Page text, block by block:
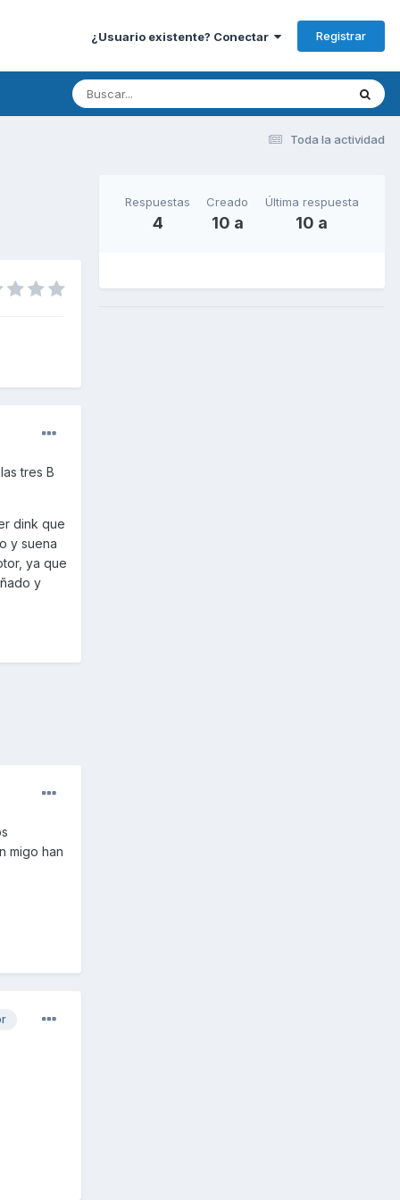
¿Usuario existente? Conectar Registrar
Toda la actividad
tres B
dink que
y suena
ya que
y
migo han
Respuestas
4
Creado
10 a
Última respuesta
10 a